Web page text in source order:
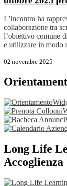
L’incontro ha
collaborazione tra
l’obiettivo comune
e utilizzare in modo
02 novembre 2025
Long Life
Accoglienza